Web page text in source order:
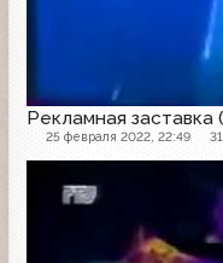
Рекламная
25 февраля 2022, 22:49